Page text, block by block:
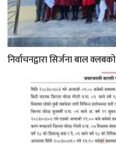
निर्वाचनद्वारा सिर्जना बाल क्लबको